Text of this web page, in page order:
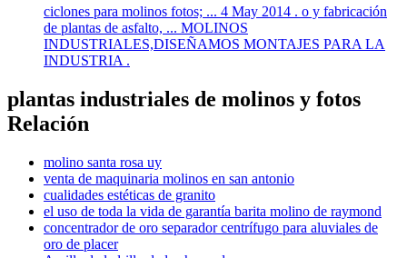
ciclones para molinos fotos; ... 4 May 2014 . o y fabricación
de plantas de asfalto, ... MOLINOS
INDUSTRIALES,DISEÑAMOS MONTAJES PARA LA
INDUSTRIA .
plantas industriales de molinos y fotos
Relación
molino santa rosa uy
venta de maquinaria molinos en san antonio
cualidades estéticas de granito
el uso de toda la vida de garantía barita molino de raymond
concentrador de oro separador centrífugo para aluviales de
oro de placer